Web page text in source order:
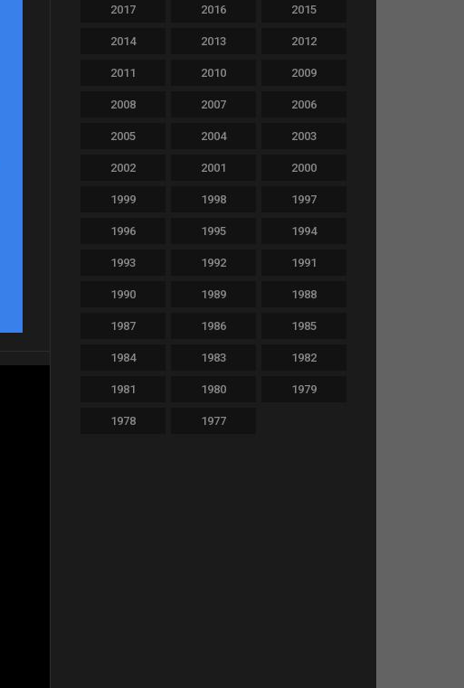
2017 2016 2015
2014 2013 2012
2011 2010 2009
2008 2007 2006
2005 2004 2003
2002 2001 2000
1999 1998 1997
1996 1995 1994
1993 1992 1991
1990 1989 1988
1987 1986 1985
1984 1983 1982
1981 1980 1979
1978 1977